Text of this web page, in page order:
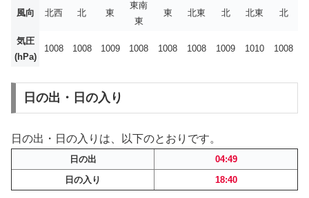
風向 北西 北 東
東南
東
東 北東 北 北東 北
気圧
(hPa)
1008 1008 1009 1008 1008 1008 1009 1010 1008
日の出・日の入り
日の出・日の入りは、以下のとおりです。
日の出
04:49
日の入り
18:40